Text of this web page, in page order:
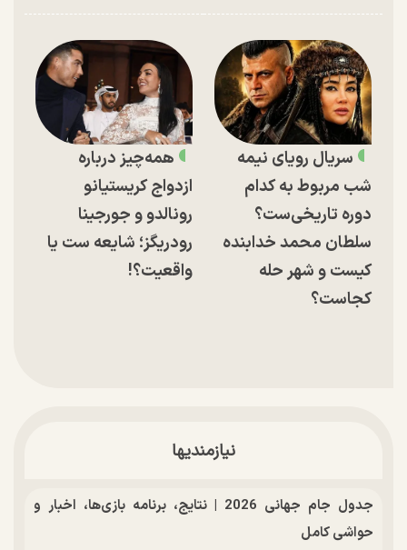
سریال رویای نیمه
شب مربوط به کدام
دوره تاریخی‌ست؟
سلطان محمد خدابنده
کیست و شهر حله
کجاست؟
همه‌چیز درباره
ازدواج کریستیانو
رونالدو و جورجینا
رودریگز؛ شایعه ست یا
واقعیت؟!
نیازمندیها
جدول جام جهانی 2026 | نتایج، برنامه بازی‌ها، اخبار و
حواشی کامل